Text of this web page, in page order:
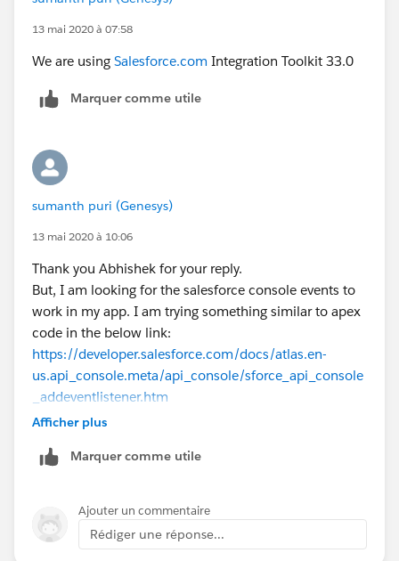
13 mai 2020 à 07:58
We are using Salesforce.com Integration Toolkit 33.0
Marquer comme utile
sumanth puri (Genesys)
13 mai 2020 à 10:06
Thank you Abhishek for your reply.
But, I am looking for the salesforce console events to
work in my app. I am trying something similar to apex
code in the below link:
https://developer.salesforce.com/docs/atlas.en-
us.api_console.meta/api_console/sforce_api_console
_addeventlistener.htm
Other resource
us.api_console.meta/api_console/sforce_api_console
and the library we are using is https://[our
domain].visual.force.com/support/console/33.0/integ
ration.js
Afficher plus
Marquer comme utile
Ajouter un commentaire
Rédiger une réponse...